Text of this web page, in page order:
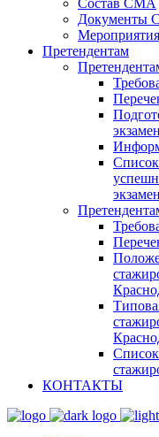
Состав СМА
Документы
Претендентам
экзамен
КОНТАКТЫ